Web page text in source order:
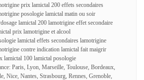
prix lamictal 200 effets secondaires
posologie lamictal matin ou soir
lamictal 200 lamotrigine effet secondaire
prix lamotrigine et alcool
lamictal effets secondaires lamotrigine
contre indication lamictal fait maigrir
lamictal 100 lamictal posologie
Paris, Lyon, Marseille, Toulouse, Bordeaux,
Nice, Nantes, Strasbourg, Rennes, Grenoble,